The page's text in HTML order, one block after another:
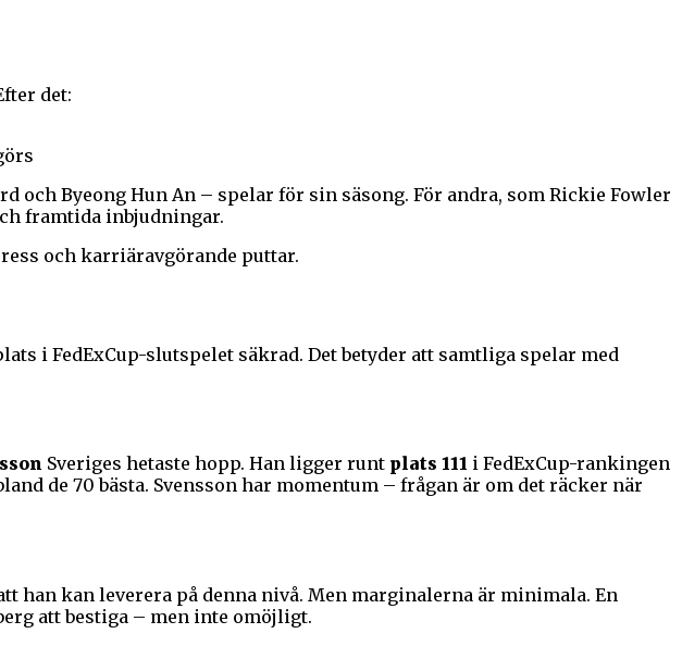
det:
och Byeong Hun An – spelar för sin säsong. För andra, som Rickie Fowler
framtida inbjudningar.
och karriäravgörande puttar.
i FedExCup-slutspelet säkrad. Det betyder att samtliga spelar med
Sveriges hetaste hopp. Han ligger runt plats 111 i FedExCup-rankingen
de 70 bästa. Svensson har momentum – frågan är om det räcker när
han kan leverera på denna nivå. Men marginalerna är minimala. En
att bestiga – men inte omöjligt.